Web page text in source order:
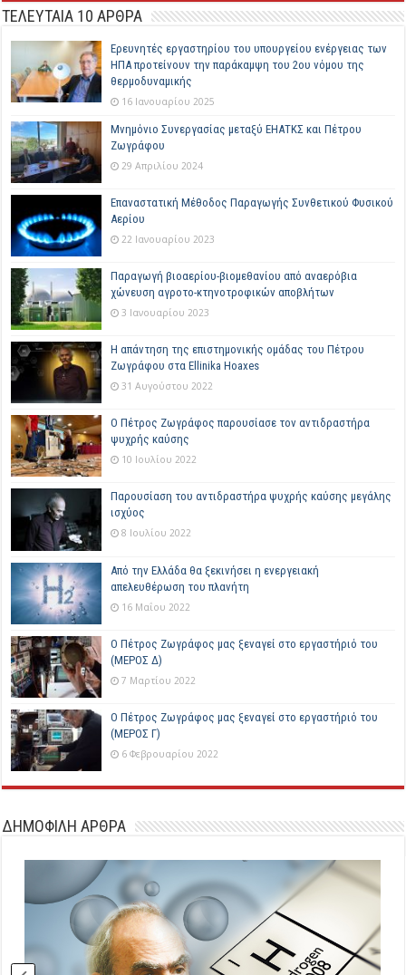
ΤΕΛΕΥΤΑΙΑ 10 ΑΡΘΡΑ
Ερευνητές εργαστηρίου του υπουργείου ενέργειας των
ΗΠΑ προτείνουν την παράκαμψη του 2ου νόμου της
θερμοδυναμικής
16 Ιανουαρίου 2025
Μνημόνιο Συνεργασίας μεταξύ ΕΗΑΤΚΣ και Πέτρου
Ζωγράφου
29 Απριλίου 2024
Επαναστατική Μέθοδος Παραγωγής Συνθετικού Φυσικού
Αερίου
22 Ιανουαρίου 2023
Παραγωγή βιοαερίου-βιομεθανίου από αναερόβια
χώνευση αγροτο-κτηνοτροφικών αποβλήτων
3 Ιανουαρίου 2023
Η απάντηση της επιστημονικής ομάδας του Πέτρου
Ζωγράφου στα Ellinika Hoaxes
31 Αυγούστου 2022
Ο Πέτρος Ζωγράφος παρουσίασε τον αντιδραστήρα
ψυχρής καύσης
10 Ιουλίου 2022
Παρουσίαση του αντιδραστήρα ψυχρής καύσης μεγάλης
ισχύος
8 Ιουλίου 2022
Από την Ελλάδα θα ξεκινήσει η ενεργειακή
απελευθέρωση του πλανήτη
16 Μαΐου 2022
Ο Πέτρος Ζωγράφος μας ξεναγεί στο εργαστήριό του
(ΜΕΡΟΣ Δ)
7 Μαρτίου 2022
Ο Πέτρος Ζωγράφος μας ξεναγεί στο εργαστήριό του
(ΜΕΡΟΣ Γ)
6 Φεβρουαρίου 2022
ΔΗΜΟΦΙΛΗ ΑΡΘΡΑ